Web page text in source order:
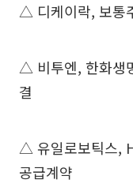
△ 디케이락, 보통
△ 비투엔, 한화생
결
△ 유일로보틱스,
공급계약